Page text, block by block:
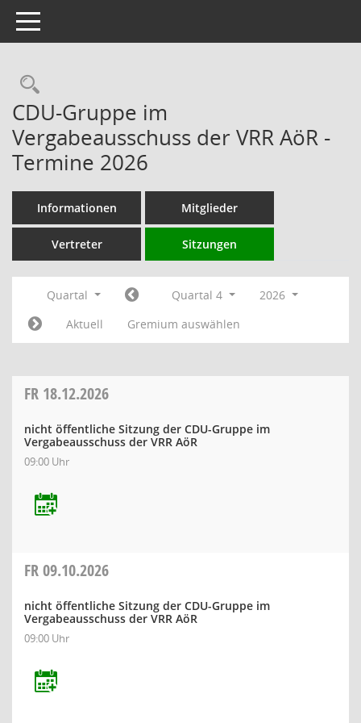
Toggle navigation
Rechercheauswahl
CDU-Gruppe im
Vergabeausschuss der VRR AöR -
Termine 2026
Informationen Mitglieder
Vertreter Sitzungen
Quartal Quartal 4
2026
Aktuell
Gremium auswählen
FR 18.12.2026
nicht öffentliche Sitzung der CDU-Gruppe im
Vergabeausschuss der VRR AöR
09:00 Uhr
FR09.10.2026
nicht öffentliche Sitzung der CDU-Gruppe im
Vergabeausschuss der VRR AöR
09:00 Uhr